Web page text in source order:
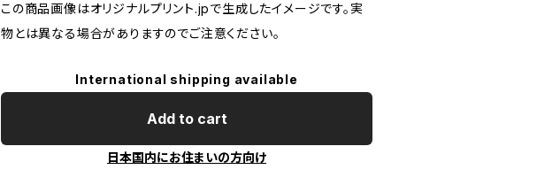
この商品画像はオリジナルプリント.jpで生成したイメージです。実
物とは異なる場合がありますのでご注意ください。
International shipping available
Add to cart
日本国内にお住まいの方向け